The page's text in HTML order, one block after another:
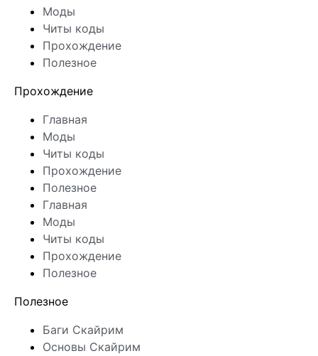
Моды
Читы коды
Прохождение
Полезное
Прохождение
Главная
Моды
Читы коды
Прохождение
Полезное
Главная
Моды
Читы коды
Прохождение
Полезное
Полезное
Баги Скайрим
Основы Скайрим